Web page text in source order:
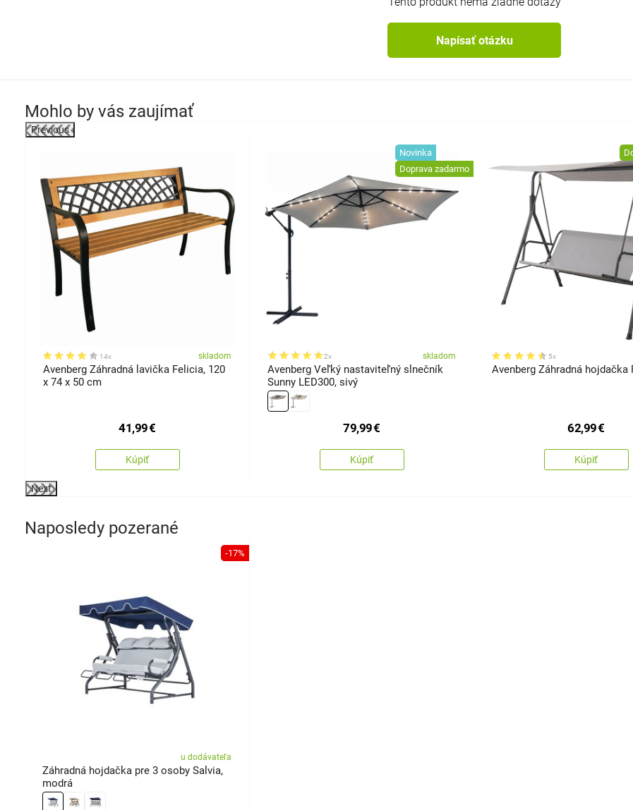
Napísať otázku
Mohlo by vás zaujímať
Previous
14x skladom
Avenberg Záhradná lavička Felicia, 120
x 74 x 50 cm
41,99€
Kúpiť
Novinka
Doprava zadarmo
2x skladom
Avenberg Veľký nastaviteľný slnečník
Sunny LED300, sivý
79,99€
Kúpiť
5x
Avenberg Záhradná hojdačka
62,99€
Kúpiť
Next
Naposledy pozerané
-17%
u dodávateľa
Záhradná hojdačka pre 3 osoby Salvia,
modrá